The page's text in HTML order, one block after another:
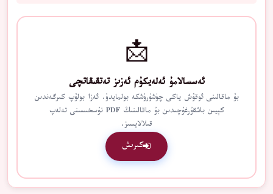
📩
ئەسسالامۇ ئەلەيكۇم ئەزىز تەتقىقاتچى
بۇ ماقالىنى ئوقۇش ياكى چۈشۈرۈشكە بولمايدۇ. ئەزا بولۇپ كىرگەندىن
كېيىن باشقۇرغۇچىدىن بۇ ماقالىنىڭ PDF نۇسخىسىنى تەلەپ
قىلالايسىز.
كىرىش